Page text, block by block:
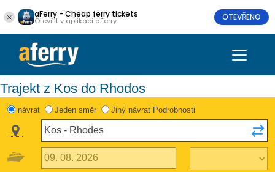
aFerry - Cheap ferry tickets
Otevřít v aplikaci aFerry OTEVŘENO
Trajekt z Kos do Rhodos
návrat Jeden směr Jiný návrat Podrobnosti